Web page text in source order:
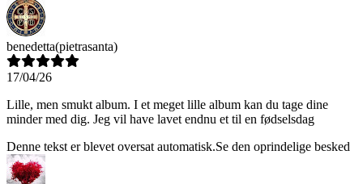
benedetta(pietrasanta)
17/04/26
Lille, men smukt album. I et meget lille album kan du tage dine
minder med dig. Jeg vil have lavet endnu et til en fødselsdag
Denne tekst er blevet oversat automatisk.Se den oprindelige besked